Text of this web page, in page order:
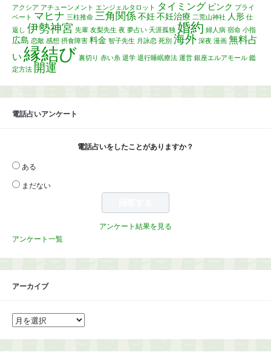
アクシア アチューンメント エンジェルタロット タイミング ピンク プライ
ベート マヒナ 三柱推命 三角関係 不妊 不妊治療 二荒山神社 人形 仕
返し 伊勢神宮 先輩 友梨先生 夜 夢占い 天涯孤独 婚約 婦人病 宿命 小指
広島 恋敵 感想 摂食障害 料金 智子先生 月詠恋 死別 海外 深夜 漫画 無料占
い 縁結び 裏切り 赤い糸 退学 退行睡眠療法 運営 銀座エルアモール 鑑
定方法 開運
電話占いアンケート
電話占いをしたことがありますか？
ある
まだない
アンケート結果を見る
アンケート一覧
アーカイブ
ア
ー
イ